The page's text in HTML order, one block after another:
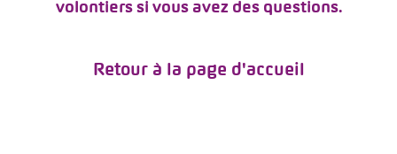
volontiers si vous avez des questions.
Retour à la page d'accueil